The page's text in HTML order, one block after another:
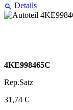
Details
4KE998465C
Rep.Satz
31,74 €